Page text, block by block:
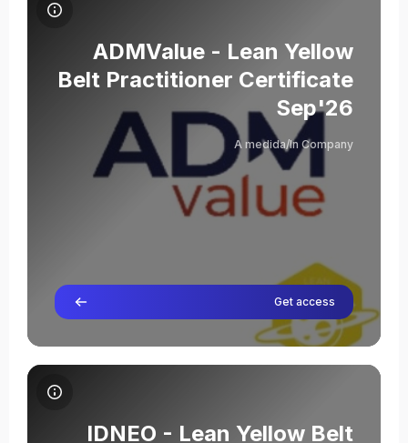
תמונת הקורס
שם הקורס
ADMValue - Lean Yellow
Belt Practitioner Certificate
Sep'26
A medida/In Company
Get access
תמונת הקורס IDNEO - Lean Yellow Belt Practitioner Certificate Sep'26
תמונת הקורס
שם הקורס
IDNEO - Lean Yellow Belt